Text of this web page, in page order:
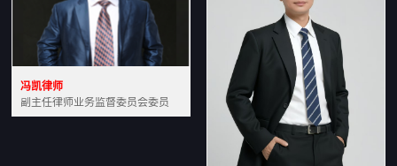
冯凯律师
副主任律师业务监督委员会委员